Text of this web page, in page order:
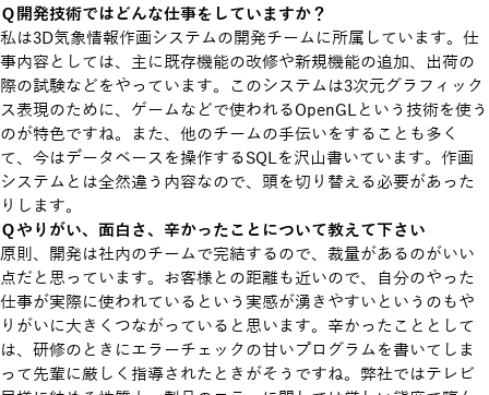
Ｑ開発技術ではどんな仕事をしていますか？
私は3D気象情報作画システムの開発チームに所属しています。仕
事内容としては、主に既存機能の改修や新規機能の追加、出荷の
際の試験などをやっています。このシステムは3次元グラフィック
ス表現のために、ゲームなどで使われるOpenGLという技術を使う
のが特色ですね。また、他のチームの手伝いをすることも多く
て、今はデータベースを操作するSQLを沢山書いています。作画
システムとは全然違う内容なので、頭を切り替える必要があった
りします。
Ｑやりがい、面白さ、辛かったことについて教えて下さい
原則、開発は社内のチームで完結するので、裁量があるのがいい
点だと思っています。お客様との距離も近いので、自分のやった
仕事が実際に使われているという実感が湧きやすいというのもや
りがいに大きくつながっていると思います。辛かったこととして
は、研修のときにエラーチェックの甘いプログラムを書いてしま
って先輩に厳しく指導されたときがそうですね。弊社ではテレビ